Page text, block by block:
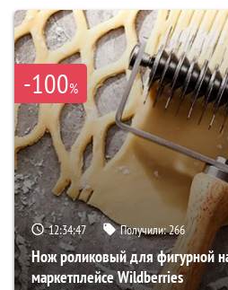
-100%
12:34:46 Получили:266
Нож роликовый для фигурной
маркетплейсе Wildberries